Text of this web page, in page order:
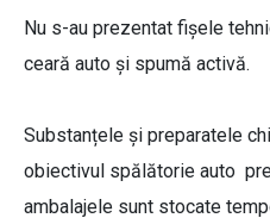
Nu s-au prezentat fișele
ceară auto și spumă activă.
Substanțele și preparatele
obiectivul spălătorie auto
ambalajele sunt stocate